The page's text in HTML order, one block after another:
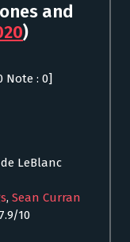
and
)
Note : 0]
LeBlanc
, Sean Curran
10